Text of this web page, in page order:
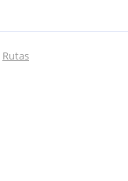
Rutas